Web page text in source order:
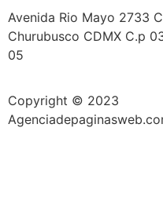
Avenida Rio Mayo 2733
Churubusco CDMX C.p
05
Copyright © 2023